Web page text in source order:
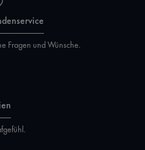
Fragen und Wünsche.